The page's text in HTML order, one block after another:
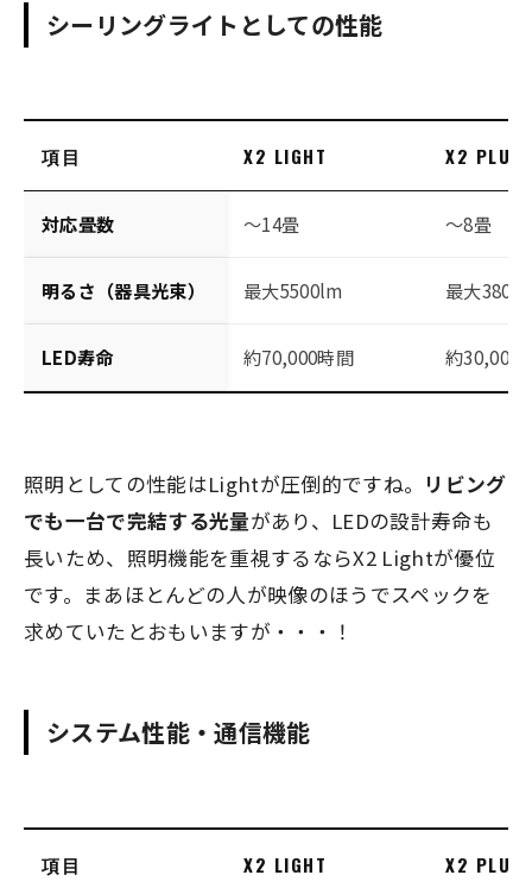
シーリングライトとしての性能
項目 X2 LIGHT X2 PLUS
対応畳数 ～14畳 ～8畳
明るさ（器具光束） 最大5500lm 最大
LED寿命 約70,000時間 約30,000
照明としての性能はLightが圧倒的ですね。 リビング
でも一台で完結する光量があり、LEDの設計寿命も
長いため、照明機能を重視するならX2 Lightが優位
です。まあほとんどの人が映像のほうでスペックを
求めていたとおもいますが・・・！
システム性能・通信機能
項目 X2 LIGHT X2 PLUS